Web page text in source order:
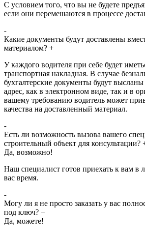
С условием того, что вы не будете
если они перемешаются в процессе
-
Какие документы будут доставлены
материалом? +
У каждого водителя при себе будет
транспортная накладная. В случае
бухгалтерские документы будут
адрес, как в электронном виде, так и в
вашему требованию водитель может
качества на доставленный материал.
-
Есть ли возможность вызова вашего
строительный объект для консультации?
Да, возможно!
Наш специалист готов приехать к вам в
вас время.
-
Могу ли я не просто заказать у вас
под ключ? +
Да, можете!